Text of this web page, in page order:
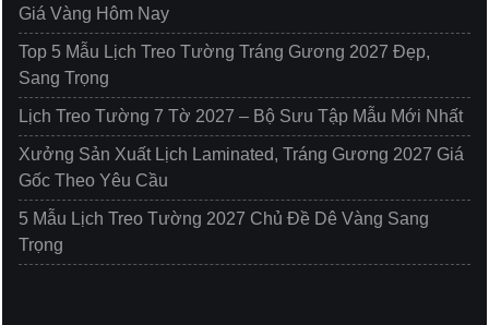
Giá Vàng Hôm Nay
Top 5 Mẫu Lịch Treo Tường Tráng Gương 2027 Đẹp,
Sang Trọng
Lịch Treo Tường 7 Tờ 2027 – Bộ Sưu Tập Mẫu Mới Nhất
Xưởng Sản Xuất Lịch Laminated, Tráng Gương 2027 Giá
Gốc Theo Yêu Cầu
5 Mẫu Lịch Treo Tường 2027 Chủ Đề Dê Vàng Sang
Trọng